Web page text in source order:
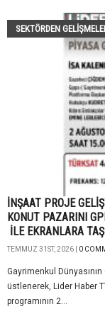
SEKTÖRDEN
İNŞAAT PROJE
KONUT PAZARINI
İLE EKRANLARA
TEMMUZ 31ST, 2026 | 0
Gayrimenkul
üstlenerek, Lider Haber
programının 2...